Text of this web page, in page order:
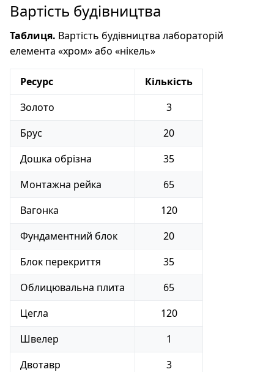
Вартість будівництва
Таблиця. Вартість будівництва лабораторій
елемента «хром» або «нікель»
Ресурс
Кількість
Золото
3
Брус
20
Дошка обрізна
35
Монтажна рейка
65
Вагонка
120
Фундаментний блок
20
Блок перекриття
35
Облицювальна плита
65
Цегла
120
Швелер
1
Двотавр
3